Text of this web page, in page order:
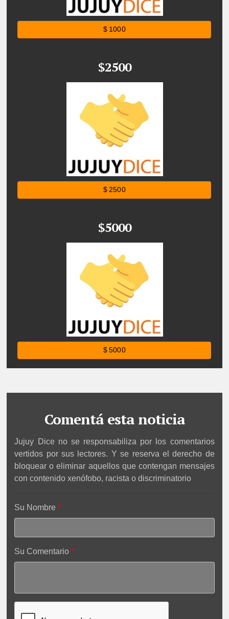
$ 1000
$2500
$ 2500
$5000
$ 5000
Comentá esta noticia
Jujuy Dice no se responsabiliza por los comentarios
vertidos por sus lectores. Y se reserva el derecho de
bloquear o eliminar aquellos que contengan mensajes
con contenido xenófobo, racista o discriminatorio
Su Nombre
Su Comentario